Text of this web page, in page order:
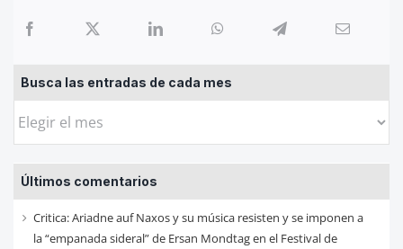
Busca las entradas de cada mes
Busca
entradas
de
cada
mes
Últimos comentarios
Critica: Ariadne auf Naxos y su música resisten y se imponen a
la “empanada sideral” de Ersan Mondtag en el Festival de